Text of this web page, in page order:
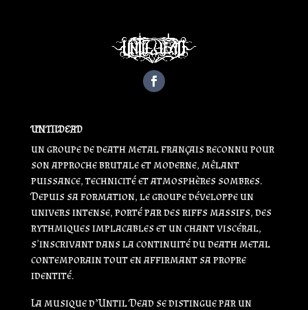
UNTILDEAD
un groupe de death metal français reconnu pour
son approche brutale et moderne, mêlant
puissance, technicité et atmosphères sombres.
Depuis sa formation, le groupe développe un
univers intense, porté par des riffs massifs, des
rythmiques implacables et un chant viscéral,
s’inscrivant dans la continuité du death metal
contemporain tout en affirmant sa propre
identité.
La musique d’Until Dead se distingue par un